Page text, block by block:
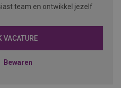
team en ontwikkel jezelf
VACATURE
Bewaren